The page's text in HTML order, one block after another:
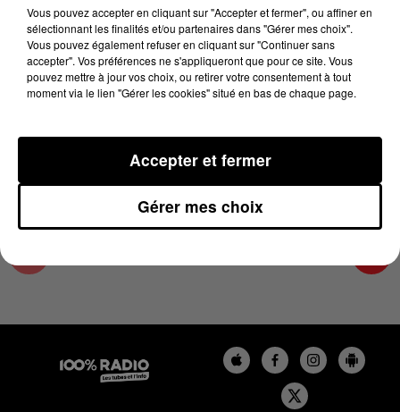
5 décembre 2023 - 4 min 10 sec
LES INFOS DE L'ARIEGE DU 05/12/2023 À
07H30
Podcasts infos de l'Ariège
Vous pouvez accepter en cliquant sur "Accepter et fermer", ou affiner en
sélectionnant les finalités et/ou partenaires dans "Gérer mes choix".
Vous pouvez également refuser en cliquant sur "Continuer sans
accepter". Vos préférences ne s'appliqueront que pour ce site. Vous
pouvez mettre à jour vos choix, ou retirer votre consentement à tout
moment via le lien "Gérer les cookies" situé en bas de chaque page.
Gérer mes choix
Accepter et fermer